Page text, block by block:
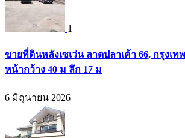
1
ขายที่ดินหลังเซเว่น ลาดปลาเค้า 66, กรุงเท
หน้ากว้าง 40 ม ลึก 17 ม
6 มิถุนายน 2026